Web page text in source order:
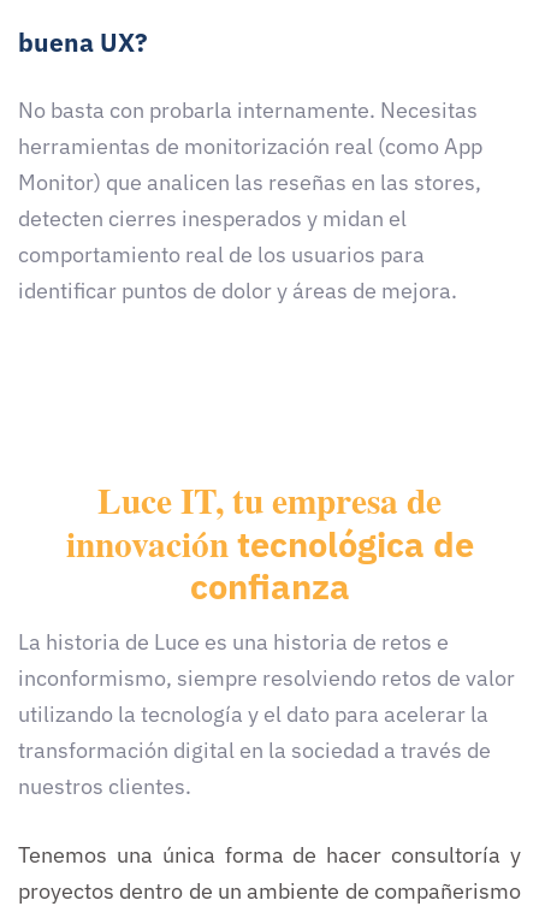
buena UX?
No basta con probarla internamente. Necesitas
herramientas de monitorización real (como App
Monitor) que analicen las reseñas en las stores,
detecten cierres inesperados y midan el
comportamiento real de los usuarios para
identificar puntos de dolor y áreas de mejora.
Luce IT, tu empresa de
innovacióntecnológica de
confianza
La historia de Luce es una historia de retos e
inconformismo, siempre resolviendo retos de valor
utilizando la tecnología y el dato para acelerar la
transformación digital en la sociedad a través de
nuestros clientes.
Tenemos una única forma de hacer consultoría y
proyectos dentro de un ambiente de compañerismo